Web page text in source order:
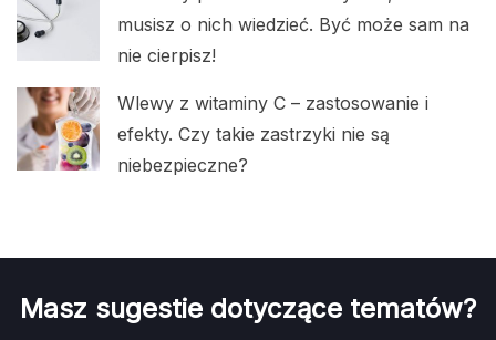
musisz o nich wiedzieć. Być może sam na
nie cierpisz!
Wlewy z witaminy C – zastosowanie i
efekty. Czy takie zastrzyki nie są
niebezpieczne?
Masz sugestie dotyczące tematów?